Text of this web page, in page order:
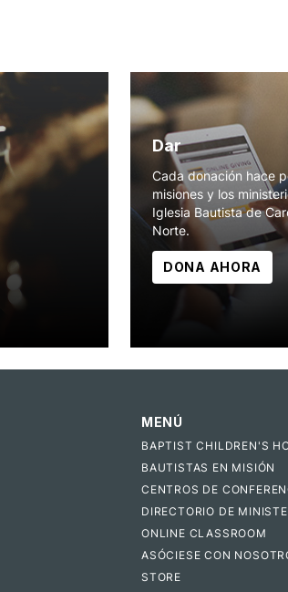
Dar
Cada donación hace
misiones y los
Iglesia Bautista de
Norte.
DONA AHORA
MENÚ
BAPTIST CHILDREN'S
BAUTISTAS EN MISIÓN
CENTROS DE
DIRECTORIO DE
ONLINE CLASSROOM
ASÓCIESE CON
STORE